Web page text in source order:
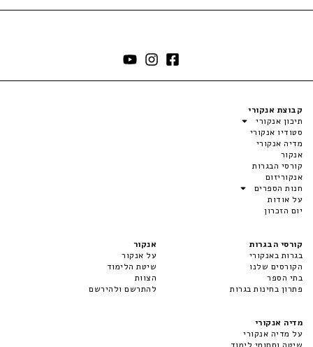
קבוצת אנקורי
תיכון אנקורי
סטודיו אנקורי
מדיה אנקורי
אנקור
קורסי הבגרות
אנקוריזום
חנות הספרים
על אודות
יום הזכרון
קורסי הבגרות
בגרות באנקורי
הקורסים שלנו
בתי הספר
פתרון בחינות בגרות
אנקור
על אנקור
שיטת הלימוד
הצוות
להתרשם ולהירשם
מדיה אנקורי
על מדיה אנקורי